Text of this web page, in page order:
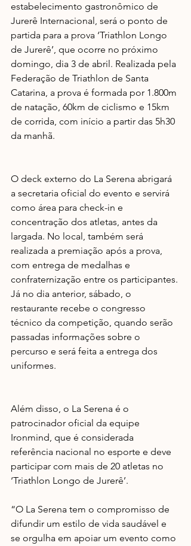
estabelecimento gastronômico de
Jurerê Internacional, será o ponto de
partida para a prova ‘Triathlon Longo
de Jurerê’, que ocorre no próximo
domingo, dia 3 de abril. Realizada pela
Federação de Triathlon de Santa
Catarina, a prova é formada por 1.800m
de natação, 60km de ciclismo e 15km
de corrida, com início a partir das 5h30
da manhã.
O deck externo do La Serena abrigará
a secretaria oficial do evento e servirá
como área para check-in e
concentração dos atletas, antes da
largada. No local, também será
realizada a premiação após a prova,
com entrega de medalhas e
confraternização entre os participantes.
Já no dia anterior, sábado, o
restaurante recebe o congresso
técnico da competição, quando serão
passadas informações sobre o
percurso e será feita a entrega dos
uniformes.
Além disso, o La Serena é o
patrocinador oficial da equipe
Ironmind, que é considerada
referência nacional no esporte e deve
participar com mais de 20 atletas no
‘Triathlon Longo de Jurerê’.
“O La Serena tem o compromisso de
difundir um estilo de vida saudável e
se orgulha em apoiar um evento como